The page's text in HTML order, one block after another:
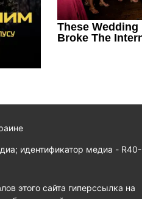
идентификатор медиа - R40-
этого сайта гиперссылка на